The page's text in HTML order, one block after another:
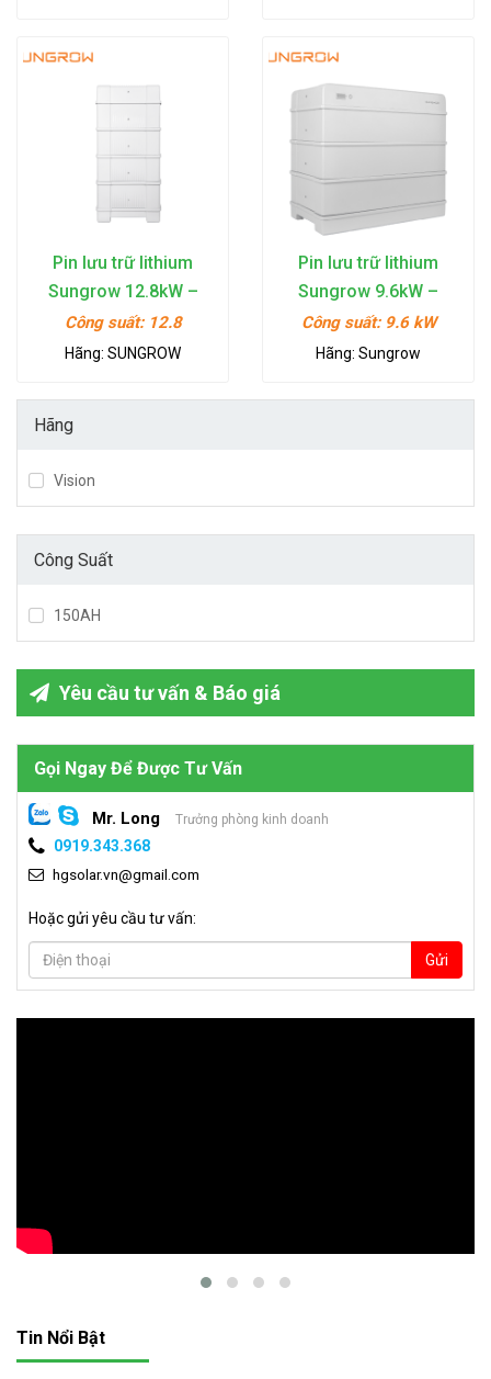
Pin lưu trữ lithium
Sungrow 12.8kW –
SBR128
Công suất: 12.8
Hãng: SUNGROW
Pin lưu trữ lithium
Sungrow 9.6kW –
SBR096
Công suất: 9.6 kW
Hãng: Sungrow
Hãng
Vision
Công Suất
150AH
Yêu cầu tư vấn & Báo giá
Gọi Ngay Để Được Tư Vấn
Mr. Long Trưởng phòng kinh doanh
0919.343.368
hgsolar.vn@gmail.com
Hoặc gửi yêu cầu tư vấn:
Gửi
Tin Nổi Bật